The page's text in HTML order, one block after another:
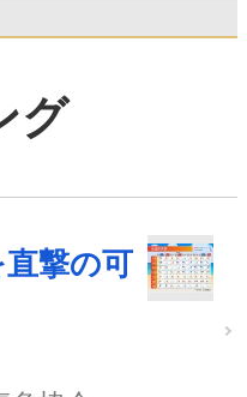
グ
直撃の可